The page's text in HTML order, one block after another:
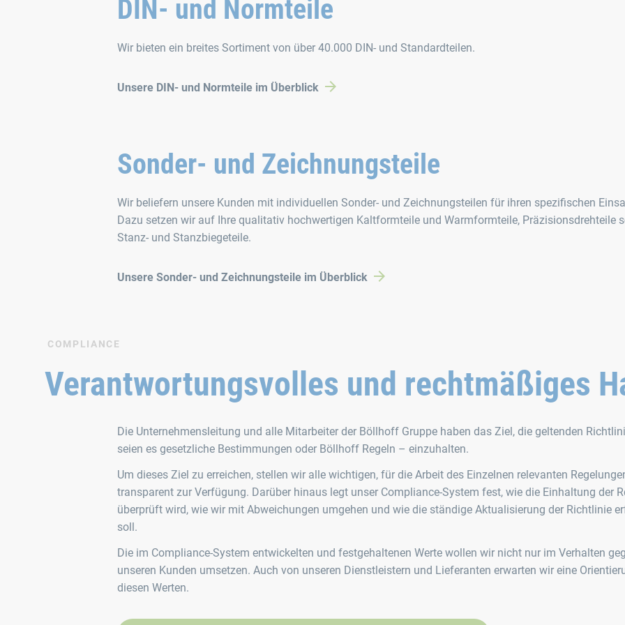
DIN- und Normteile
Wir bieten ein breites Sortiment von über 40.000 DIN- und Standardteilen.
Unsere DIN- und Normteile im Überblick
Sonder- und Zeichnungsteile
Wir beliefern unsere Kunden mit individuellen Sonder- und Zeichnungsteilen für ihren spezifischen
Dazu setzen wir auf Ihre qualitativ hochwertigen Kaltformteile und Warmformteile, Präzisionsdrehteile
Stanz- und Stanzbiegeteile.
Unsere Sonder- und Zeichnungsteile im Überblick
COMPLIANCE
Verantwortungsvolles und rechtmäßiges
Die Unternehmensleitung und alle Mitarbeiter der Böllhoff Gruppe haben das Ziel, die geltenden
seien es gesetzliche Bestimmungen oder Böllhoff Regeln – einzuhalten.
Um dieses Ziel zu erreichen, stellen wir alle wichtigen, für die Arbeit des Einzelnen relevanten
transparent zur Verfügung. Darüber hinaus legt unser Compliance-System fest, wie die Einhaltung der
überprüft wird, wie wir mit Abweichungen umgehen und wie die ständige Aktualisierung der Richtlinie
soll.
Die im Compliance-System entwickelten und festgehaltenen Werte wollen wir nicht nur im Verhalten
unseren Kunden umsetzen. Auch von unseren Dienstleistern und Lieferanten erwarten wir eine
diesen Werten.